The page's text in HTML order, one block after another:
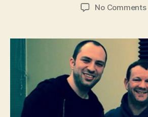
No Comments